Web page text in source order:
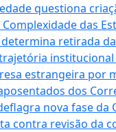
questiona
das
retirada
estrangeira por
dos
nova fase
contra revisão da